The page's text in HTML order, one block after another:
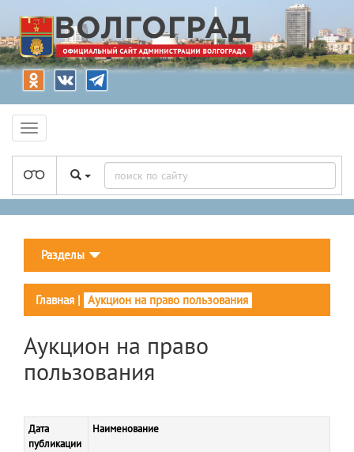
Разделы
Главная | Аукцион на право пользования
Аукцион на право
пользования
Дата
публикации
Наименование